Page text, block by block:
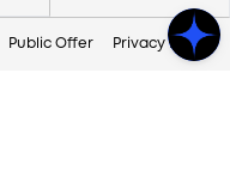
Public Offer Privacy Policy